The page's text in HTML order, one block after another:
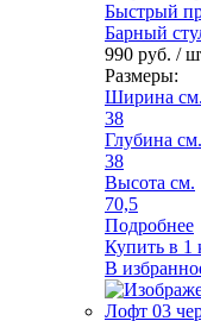
Быстрый
Барный
990 руб. /
Размеры:
Ширина см.
38
Глубина см.
38
Высота см.
70,5
Подробнее
Купить в 1
В